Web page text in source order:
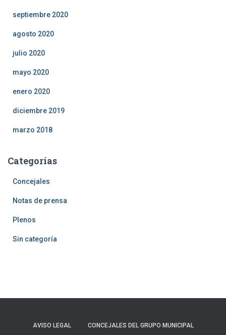
septiembre 2020
agosto 2020
julio 2020
mayo 2020
enero 2020
diciembre 2019
marzo 2018
Categorías
Concejales
Notas de prensa
Plenos
Sin categoría
AVISO LEGAL CONCEJALES DEL GRUPO MUNICIPAL